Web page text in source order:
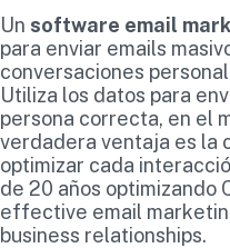
Un software email
para enviar emails
conversaciones
Utiliza los datos para
persona correcta, en el
verdadera ventaja es la
optimizar cada
de 20 años optimizando
effective email
business relationships.